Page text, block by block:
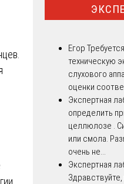
Егор
техническую
слухового
оценки
Экспертная
определить
целлюлозе .
или смола.
очень не...
Экспертная